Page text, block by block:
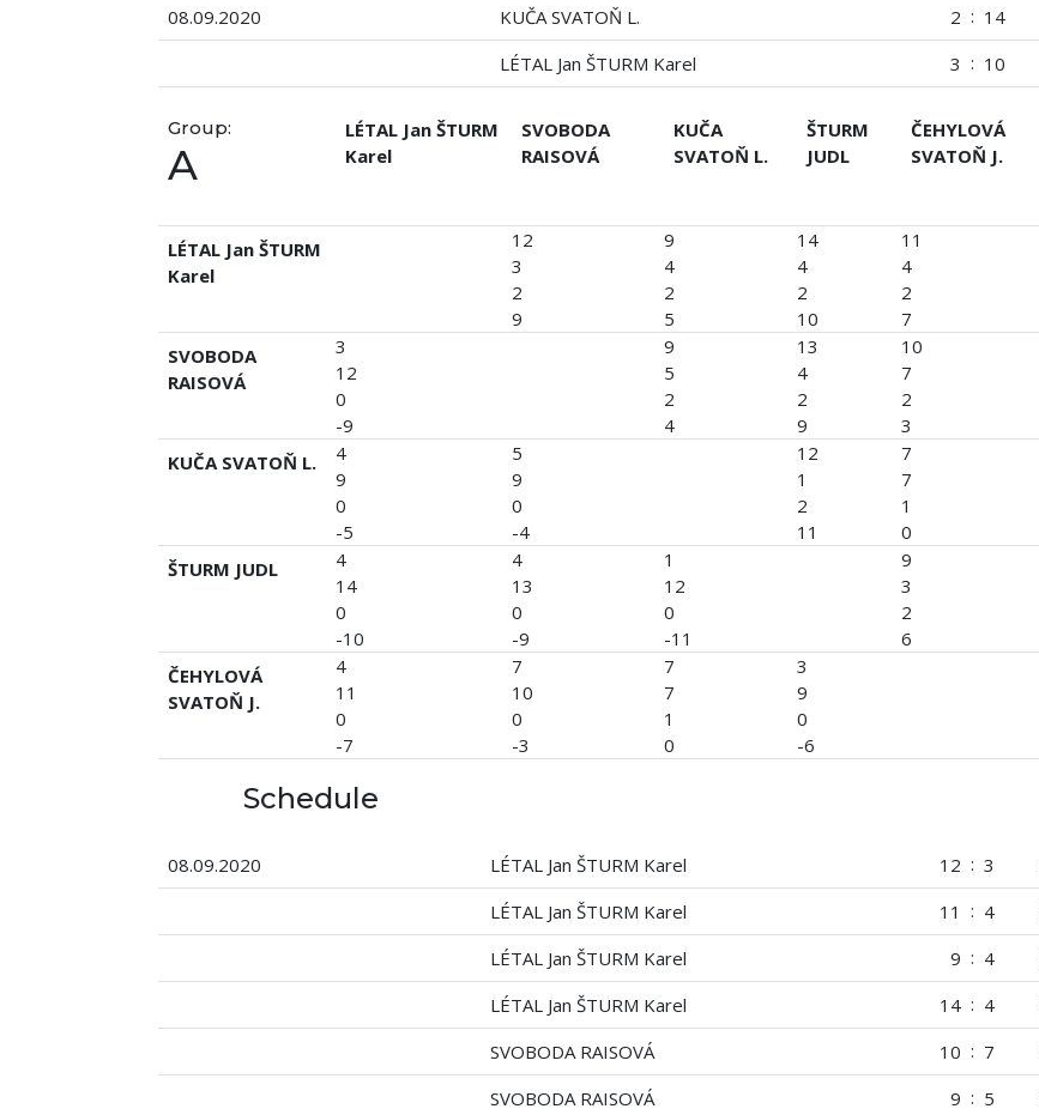
08.09.2020 KUČA SVATOŇ L. 2 : 14
LÉTAL Jan ŠTURM Karel
3 : 10
Group:
A
LÉTAL Jan ŠTURM
Karel
SVOBODA
RAISOVÁ
KUČA
SVATOŇ L.
ŠTURM
JUDL
ČEHYLOVÁ
SVATOŇ J.
LÉTAL Jan ŠTURM
Karel
12
3
2
9
9
4
2
5
14
4
2
10
11
4
2
7
SVOBODA
RAISOVÁ
3
12
0
-9
9
5
2
4
13
4
2
9
10
7
2
3
KUČA SVATOŇ L.
4
9
0
-5
5
9
0
-4
12
1
2
11
7
7
1
0
ŠTURM JUDL
4
14
0
-10
4
13
0
-9
1
12
0
-11
9
3
2
6
ČEHYLOVÁ
SVATOŇ J.
4
11
0
-7
7
10
0
-3
7
7
1
0
3
9
0
-6
Schedule
08.09.2020 LÉTAL Jan ŠTURM Karel 12 : 3
LÉTAL Jan ŠTURM Karel
11 : 4
LÉTAL Jan ŠTURM Karel
9 : 4
LÉTAL Jan ŠTURM Karel
14 : 4
SVOBODA RAISOVÁ
10 : 7
SVOBODA RAISOVÁ
9 : 5